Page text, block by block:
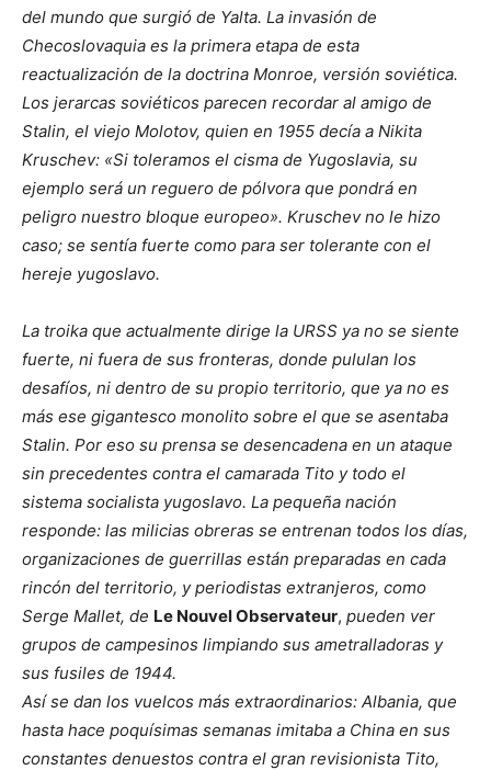
del mundo que surgió de Yalta. La invasión de
Checoslovaquia es la primera etapa de esta
reactualización de la doctrina Monroe, versión soviética.
Los jerarcas soviéticos parecen recordar al amigo de
Stalin, el viejo Molotov, quien en 1955 decía a Nikita
Kruschev: «Si toleramos el cisma de Yugoslavia, su
ejemplo será un reguero de pólvora que pondrá en
peligro nuestro bloque europeo». Kruschev no le hizo
caso; se sentía fuerte como para ser tolerante con el
hereje yugoslavo.
La troika que actualmente dirige la URSS ya no se siente
fuerte, ni fuera de sus fronteras, donde pululan los
desafíos, ni dentro de su propio territorio, que ya no es
más ese gigantesco monolito sobre el que se asentaba
Stalin. Por eso su prensa se desencadena en un ataque
sin precedentes contra el camarada Tito y todo el
sistema socialista yugoslavo. La pequeña nación
responde: las milicias obreras se entrenan todos los días,
organizaciones de guerrillas están preparadas en cada
rincón del territorio, y periodistas extranjeros, como
Serge Mallet, de Le Nouvel Observateur, pueden ver
grupos de campesinos limpiando sus ametralladoras y
sus fusiles de 1944.
Así se dan los vuelcos más extraordinarios: Albania, que
hasta hace poquísimas semanas imitaba a China en sus
constantes denuestos contra el gran revisionista Tito,